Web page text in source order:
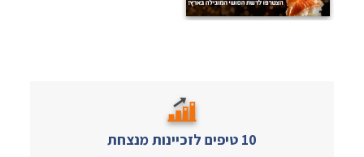
10 טיפים לזכיינות מנצחת